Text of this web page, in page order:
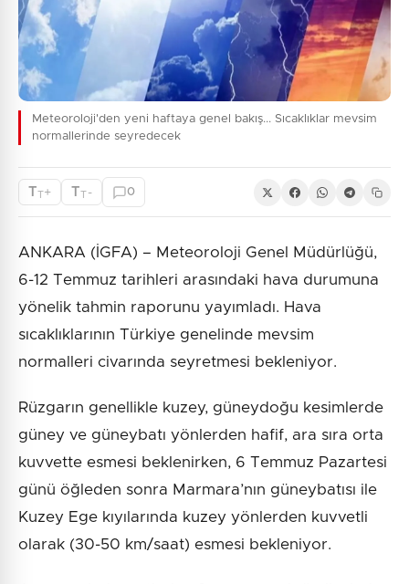
Meteoroloji'den yeni haftaya genel bakış... Sıcaklıklar mevsim
normallerinde seyredecek
TT+ TT - 0
ANKARA (İGFA) – Meteoroloji Genel Müdürlüğü,
6-12 Temmuz tarihleri arasındaki hava durumuna
yönelik tahmin raporunu yayımladı. Hava
sıcaklıklarının Türkiye genelinde mevsim
normalleri civarında seyretmesi bekleniyor.
Rüzgarın genellikle kuzey, güneydoğu kesimlerde
güney ve güneybatı yönlerden hafif, ara sıra orta
kuvvette esmesi beklenirken, 6 Temmuz Pazartesi
günü öğleden sonra Marmara’nın güneybatısı ile
Kuzey Ege kıyılarında kuzey yönlerden kuvvetli
olarak (30-50 km/saat) esmesi bekleniyor.